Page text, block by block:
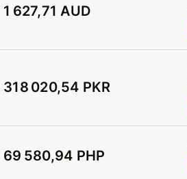
1 627,71 AUD
318 020,54 PKR
69 580,94 PHP